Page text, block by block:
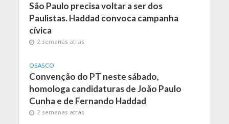
São Paulo precisa voltar a ser dos
Paulistas. Haddad convoca campanha
cívica
2 semanas atrás
OSASCO
Convenção do PT neste sábado,
homologa candidaturas de João Paulo
Cunha e de Fernando Haddad
2 semanas atrás